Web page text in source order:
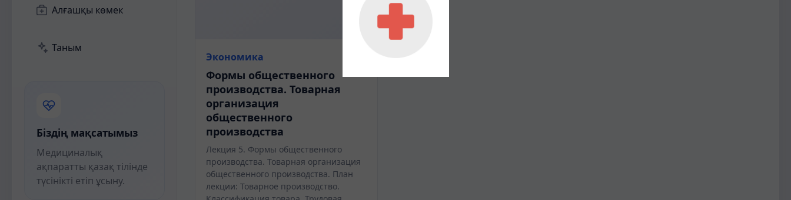
Алғашқы көмек
Таным
Біздің мақсатымыз
Медициналық
ақпаратты қазақ тілінде
түсінікті етіп ұсыну.
Экономика
Формы общественного
производства. Товарная
организация
общественного
производства
Лекция 5. Формы общественного
производства. Товарная организация
общественного производства. План
лекции: Товарное производство.